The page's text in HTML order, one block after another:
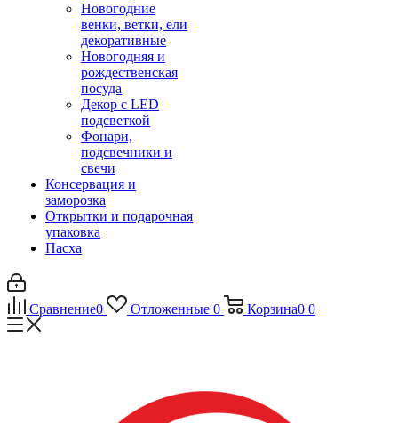
Новогодние
венки, ветки, ели
декоративные
Новогодняя и
рождественская
посуда
Декор с LED
подсветкой
Фонари,
подсвечники и
свечи
Консервация и
заморозка
Открытки и подарочная
упаковка
Пасха
Сравнение0 Отложенные 0 Корзина0 0